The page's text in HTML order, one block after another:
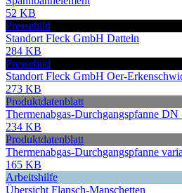
52 KB
Pressebild
Standort Fleck GmbH Datteln
284 KB
Pressebild
Standort Fleck GmbH Oer-
273 KB
Produktdatenblatt
Thermenabgas-Durchgangspfanne
234 KB
Produktdatenblatt
Thermenabgas-Durchgangspfanne
165 KB
Arbeitshilfe
Übersicht Flansch-Manschetten